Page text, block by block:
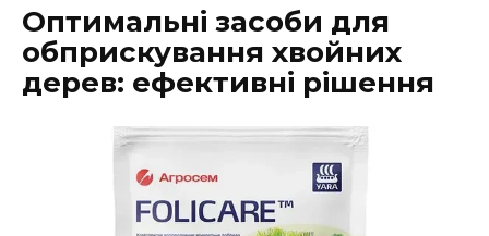
Оптимальні засоби для
обприскування хвойних
дерев: ефективні рішення